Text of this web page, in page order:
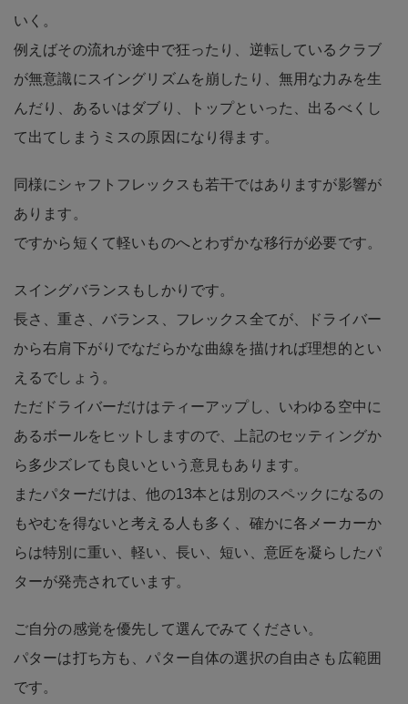
いく。
例えばその流れが途中で狂ったり、逆転しているクラブ
が無意識にスイングリズムを崩したり、無用な力みを生
んだり、あるいはダブり、トップといった、出るべくし
て出てしまうミスの原因になり得ます。
同様にシャフトフレックスも若干ではありますが影響が
あります。
ですから短くて軽いものへとわずかな移行が必要です。
スイングバランスもしかりです。
長さ、重さ、バランス、フレックス全てが、ドライバー
から右肩下がりでなだらかな曲線を描ければ理想的とい
えるでしょう。
ただドライバーだけはティーアップし、いわゆる空中に
あるボールをヒットしますので、上記のセッティングか
ら多少ズレても良いという意見もあります。
またパターだけは、他の13本とは別のスペックになるの
もやむを得ないと考える人も多く、確かに各メーカーか
らは特別に重い、軽い、長い、短い、意匠を凝らしたパ
ターが発売されています。
ご自分の感覚を優先して選んでみてください。
パターは打ち方も、パター自体の選択の自由さも広範囲
です。